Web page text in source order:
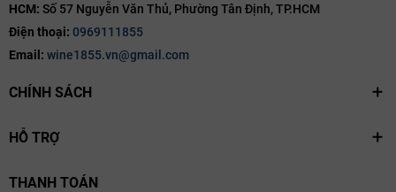
HCM: Số 57 Nguyễn Văn Thủ, Phường Tân Định, TP.HCM
Điện thoại: 0969111855
Email: wine1855.vn@gmail.com
CHÍNH SÁCH
HỖ TRỢ
THANH TOÁN